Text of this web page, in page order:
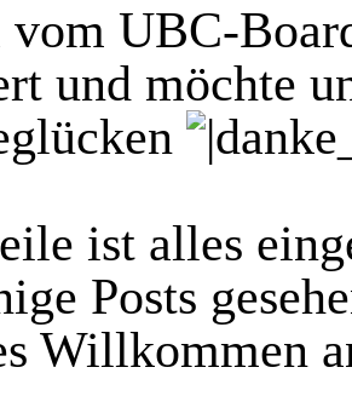
vom UBC-
und möchte
ist alles
Posts
Willkommen